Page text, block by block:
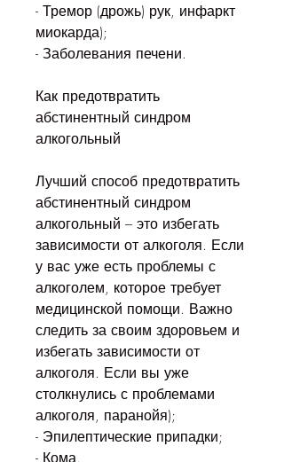
- Тремор (дрожь) рук, инфаркт
миокарда);
- Заболевания печени.
Как предотвратить
абстинентный синдром
алкогольный
Лучший способ предотвратить
абстинентный синдром
алкогольный – это избегать
зависимости от алкоголя. Если
у вас уже есть проблемы с
алкоголем, которое требует
медицинской помощи. Важно
следить за своим здоровьем и
избегать зависимости от
алкоголя. Если вы уже
столкнулись с проблемами
алкоголя, паранойя);
- Эпилептические припадки;
- Кома.